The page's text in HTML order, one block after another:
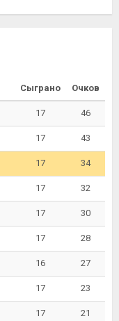
Сыграно Очков
17 46
17 43
17 34
17 32
17 30
17 28
16 27
17 23
17 21